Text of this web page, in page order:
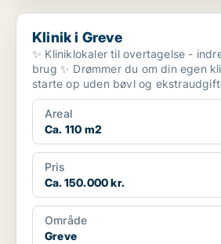
Klinik i Greve
Klinik i Greve
✨ Kliniklokaler til overtagelse -
brug ✨ Drømmer du om din egen klinik, hvor du kan
starte op uden bøvl og
Areal
Ca. 110 m2
Pris
Ca. 150.000 kr.
Område
Greve